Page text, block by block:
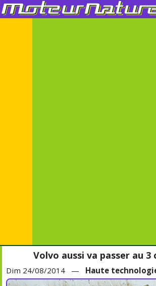
Volvo aussi va passer au 3
Dim 24/08/2014 — Haute